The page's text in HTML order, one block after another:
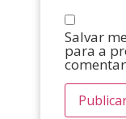
Salvar
para a